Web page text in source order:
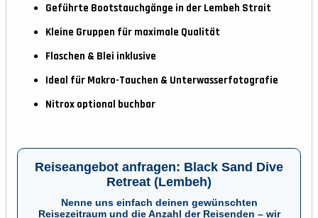
Geführte Bootstauchgänge in der Lembeh Strait
Kleine Gruppen für maximale Qualität
Flaschen & Blei inklusive
Ideal für Makro-Tauchen & Unterwasserfotografie
Nitrox optional buchbar
Reiseangebot anfragen: Black Sand Dive
Retreat (Lembeh)
Nenne uns einfach deinen gewünschten
Reisezeitraum und die Anzahl der Reisenden – wir